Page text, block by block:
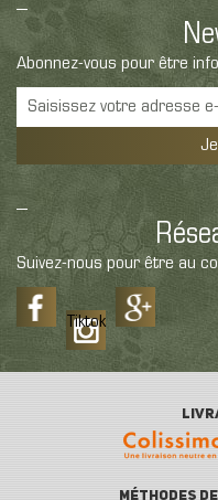
Abonnez-vous pour être
Suivez-nous pour être au
Tiktok
MÉTHODES